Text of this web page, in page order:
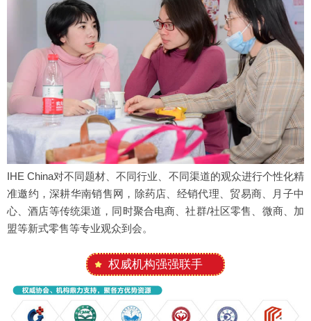
IHE China对不同题材、不同行业、不同渠道的观众进行个性化精
准邀约，深耕华南销售网，除药店、经销代理、贸易商、月子中
心、酒店等传统渠道，同时聚合电商、社群/社区零售、微商、加
盟等新式零售等专业观众到会。
权威机构强强联手